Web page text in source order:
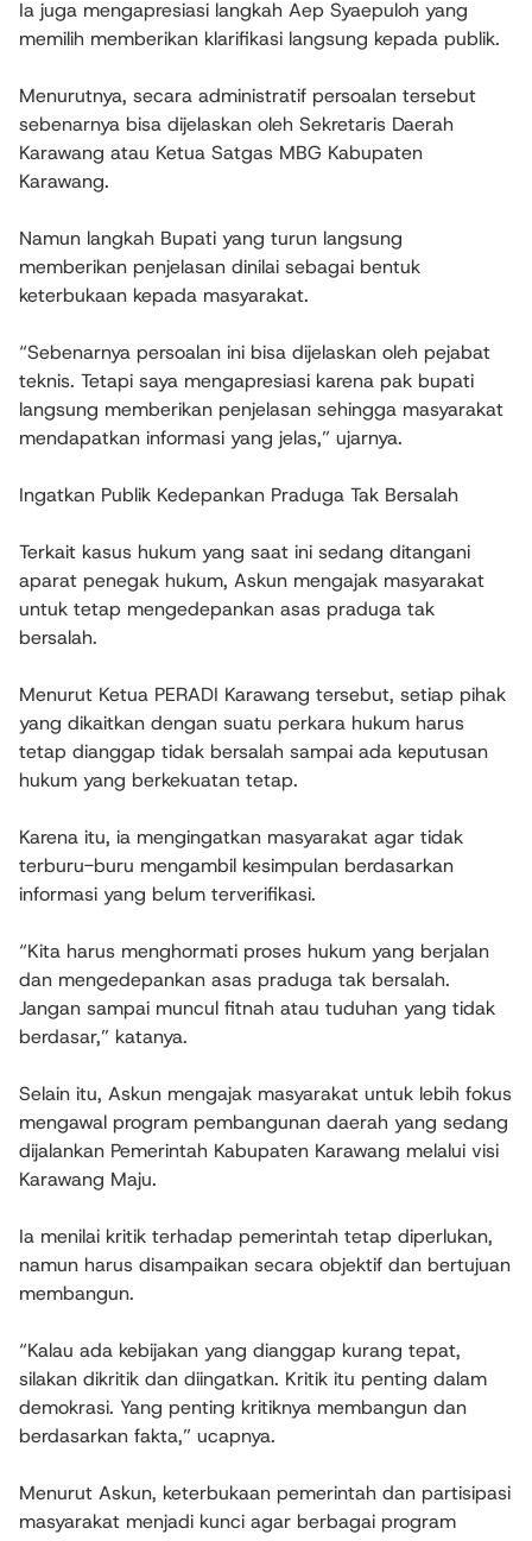
Ia juga mengapresiasi langkah Aep Syaepuloh yang
memilih memberikan klarifikasi langsung kepada publik.
Menurutnya, secara administratif persoalan tersebut
sebenarnya bisa dijelaskan oleh Sekretaris Daerah
Karawang atau Ketua Satgas MBG Kabupaten
Karawang.
Namun langkah Bupati yang turun langsung
memberikan penjelasan dinilai sebagai bentuk
keterbukaan kepada masyarakat.
“Sebenarnya persoalan ini bisa dijelaskan oleh pejabat
teknis. Tetapi saya mengapresiasi karena pak bupati
langsung memberikan penjelasan sehingga masyarakat
mendapatkan informasi yang jelas,” ujarnya.
Ingatkan Publik Kedepankan Praduga Tak Bersalah
Terkait kasus hukum yang saat ini sedang ditangani
aparat penegak hukum, Askun mengajak masyarakat
untuk tetap mengedepankan asas praduga tak
bersalah.
Menurut Ketua PERADI Karawang tersebut, setiap pihak
yang dikaitkan dengan suatu perkara hukum harus
tetap dianggap tidak bersalah sampai ada keputusan
hukum yang berkekuatan tetap.
Karena itu, ia mengingatkan masyarakat agar tidak
terburu-buru mengambil kesimpulan berdasarkan
informasi yang belum terverifikasi.
“Kita harus menghormati proses hukum yang berjalan
dan mengedepankan asas praduga tak bersalah.
Jangan sampai muncul fitnah atau tuduhan yang tidak
berdasar,” katanya.
Selain itu, Askun mengajak masyarakat untuk lebih fokus
mengawal program pembangunan daerah yang sedang
dijalankan Pemerintah Kabupaten Karawang melalui visi
Karawang Maju.
Ia menilai kritik terhadap pemerintah tetap diperlukan,
namun harus disampaikan secara objektif dan bertujuan
membangun.
“Kalau ada kebijakan yang dianggap kurang tepat,
silakan dikritik dan diingatkan. Kritik itu penting dalam
demokrasi. Yang penting kritiknya membangun dan
berdasarkan fakta,” ucapnya.
Menurut Askun, keterbukaan pemerintah dan partisipasi
masyarakat menjadi kunci agar berbagai program